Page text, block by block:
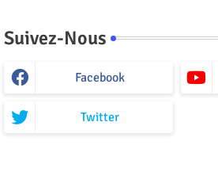
Suivez-Nous
Facebook
Twitter